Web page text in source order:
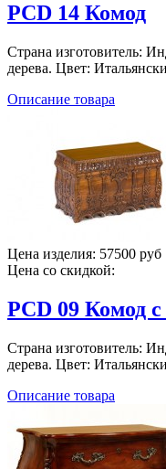
PCD 14 Комод
Страна изготовитель:
дерева. Цвет:
Описание товара
Цена изделия: 57500 руб
Цена со скидкой:
PCD 09 Комод
Страна изготовитель:
дерева. Цвет:
Описание товара